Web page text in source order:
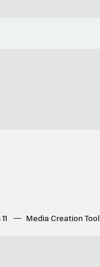
Media Creation Tool